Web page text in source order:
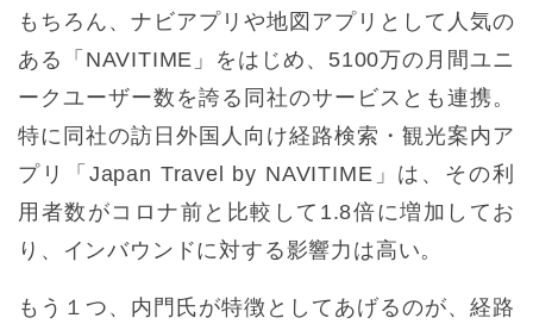
もちろん、ナビアプリや地図アプリとして人気の
ある「NAVITIME」をはじめ、5100万の月間ユニ
ークユーザー数を誇る同社のサービスとも連携。
特に同社の訪日外国人向け経路検索・観光案内ア
プリ「Japan Travel by NAVITIME」は、その利
用者数がコロナ前と比較して1.8倍に増加してお
り、インバウンドに対する影響力は高い。
もう１つ、内門氏が特徴としてあげるのが、経路